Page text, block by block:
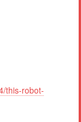
this-robot-